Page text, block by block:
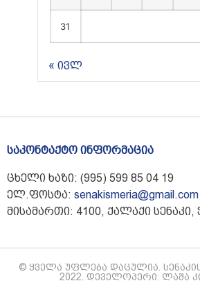
31
« ივლ
საკონტაქტო ინფორმაცია
ცხელი ხაზი: (995) 599 85 04 19
ელ.ფოსტა: senakismeria@gmail.com
მისამართი: 4100, ქალაქი სენაკი,
© ყველა უფლება დაცულია.
2022. დეველოპერი: ლაშა